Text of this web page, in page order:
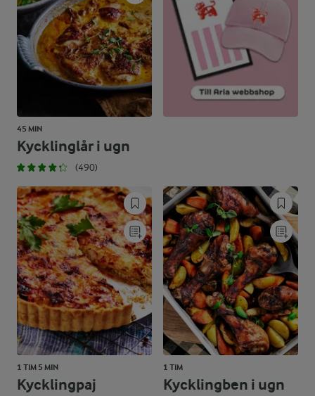
45 MIN
Kycklinglår i ugn
(490)
1 TIM 5 MIN
Kycklingpaj
1 TIM
Kycklingben i ugn